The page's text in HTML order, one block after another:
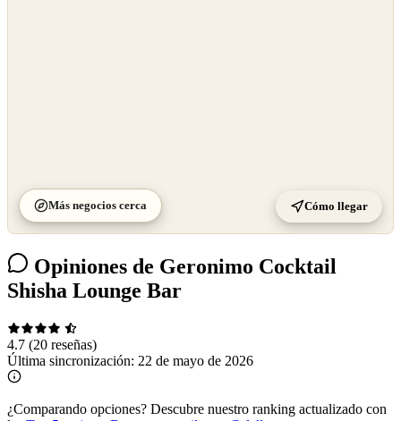
Más negocios cerca Cómo llegar
Opiniones de Geronimo Cocktail
Shisha Lounge Bar
4.7 (20 reseñas)
Última sincronización: 22 de mayo de 2026
¿Comparando opciones? Descubre nuestro ranking actualizado con